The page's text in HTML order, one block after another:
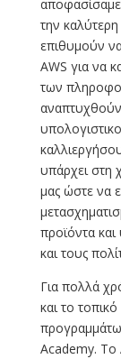
την
επιθυμούν
AWS για να
των
υπάρχει στη
μας ώστε να
προϊόντα
και τους
Για πολλά
και το
Academy. To